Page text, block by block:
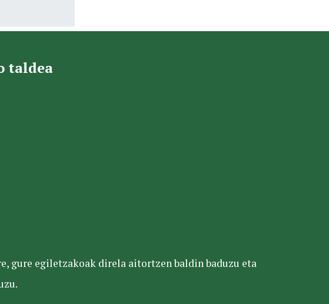
taldea
gure egiletzakoak direla aitortzen baldin baduzu eta